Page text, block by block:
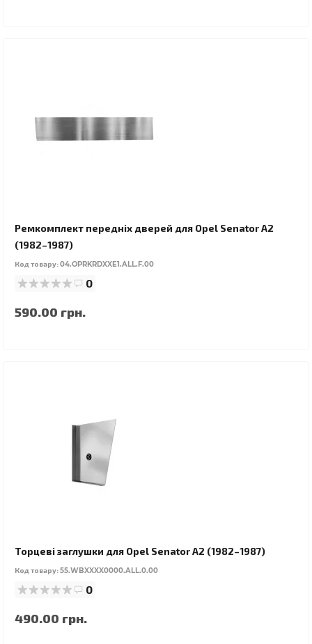
Ремкомплект передніх дверей для Opel Senator A2
(1982–1987)
Код товару:04.OPRKRDXXE1.ALL.F.00
0
590.00 грн.
Торцеві заглушки для Opel Senator A2 (1982–1987)
Код товару:55.WBXXXX0000.ALL.0.00
0
490.00 грн.